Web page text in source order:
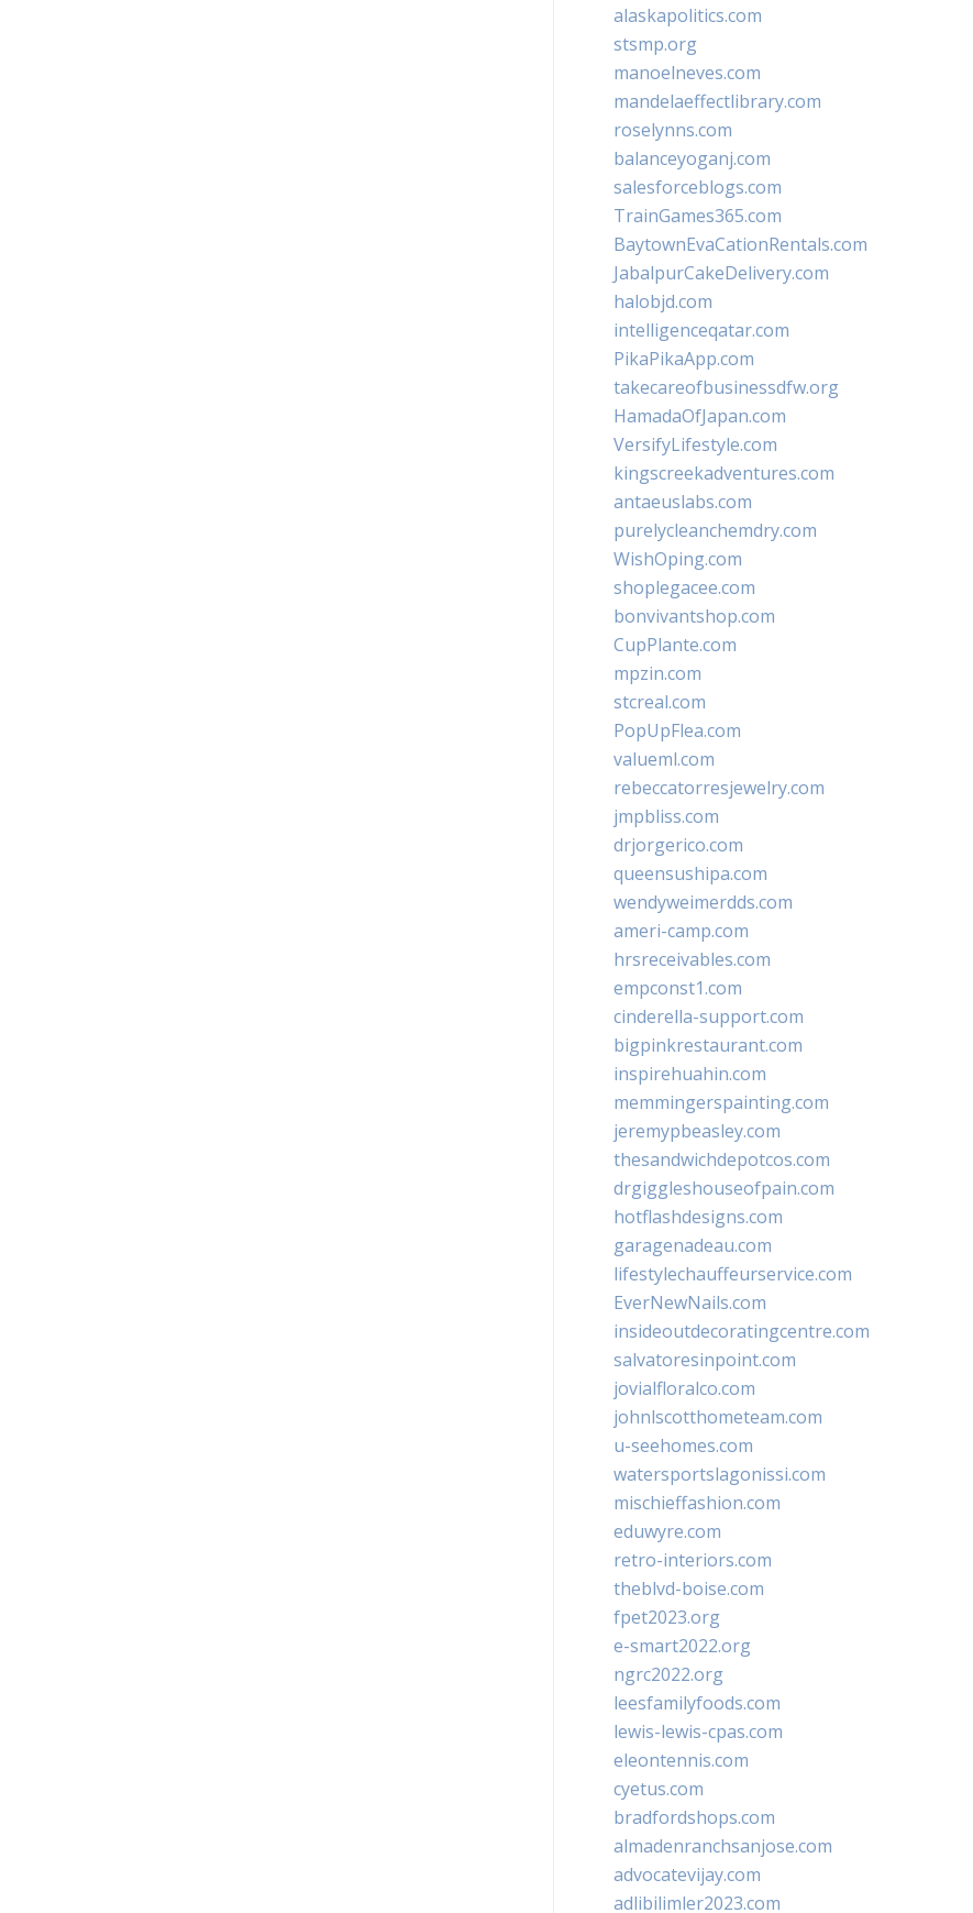
alaskapolitics.com
stsmp.org
manoelneves.com
mandelaeffectlibrary.com
roselynns.com
balanceyoganj.com
salesforceblogs.com
TrainGames365.com
BaytownEvaCationRentals.com
JabalpurCakeDelivery.com
halobjd.com
intelligenceqatar.com
PikaPikaApp.com
takecareofbusinessdfw.org
HamadaOfJapan.com
VersifyLifestyle.com
kingscreekadventures.com
antaeuslabs.com
purelycleanchemdry.com
WishOping.com
shoplegacee.com
bonvivantshop.com
CupPlante.com
mpzin.com
stcreal.com
PopUpFlea.com
valueml.com
rebeccatorresjewelry.com
jmpbliss.com
drjorgerico.com
queensushipa.com
wendyweimerdds.com
ameri-camp.com
hrsreceivables.com
empconst1.com
cinderella-support.com
bigpinkrestaurant.com
inspirehuahin.com
memmingerspainting.com
jeremypbeasley.com
thesandwichdepotcos.com
drgiggleshouseofpain.com
hotflashdesigns.com
garagenadeau.com
lifestylechauffeurservice.com
EverNewNails.com
insideoutdecoratingcentre.com
salvatoresinpoint.com
jovialfloralco.com
johnlscotthometeam.com
u-seehomes.com
watersportslagonissi.com
mischieffashion.com
eduwyre.com
retro-interiors.com
theblvd-boise.com
fpet2023.org
e-smart2022.org
ngrc2022.org
leesfamilyfoods.com
lewis-lewis-cpas.com
eleontennis.com
cyetus.com
bradfordshops.com
almadenranchsanjose.com
advocatevijay.com
adlibilimler2023.com